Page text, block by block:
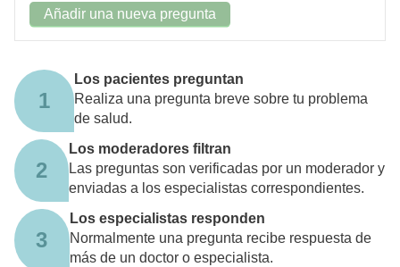
Añadir una nueva pregunta
1
Los pacientes preguntan
Realiza una pregunta breve sobre tu problema
de salud.
2
Los moderadores filtran
Las preguntas son verificadas por un moderador y
enviadas a los especialistas correspondientes.
3
Los especialistas responden
Normalmente una pregunta recibe respuesta de
más de un doctor o especialista.